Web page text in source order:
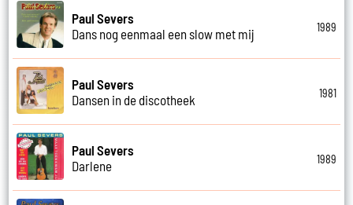
Paul Severs
Dans nog eenmaal een slow met mij
1989
Paul Severs
Dansen in de discotheek
1981
Paul Severs
Darlene
1989